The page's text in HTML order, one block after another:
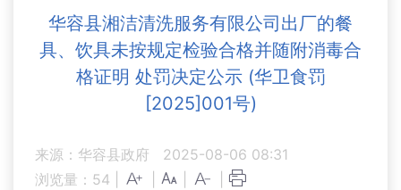
华容县湘洁清洗服务有限公司出厂的餐
具、饮具未按规定检验合格并随附消毒合
格证明 处罚决定公示 (华卫食罚
[2025]001号)
来源：华容县政府
2025-08-06 08:31
浏览量： 54